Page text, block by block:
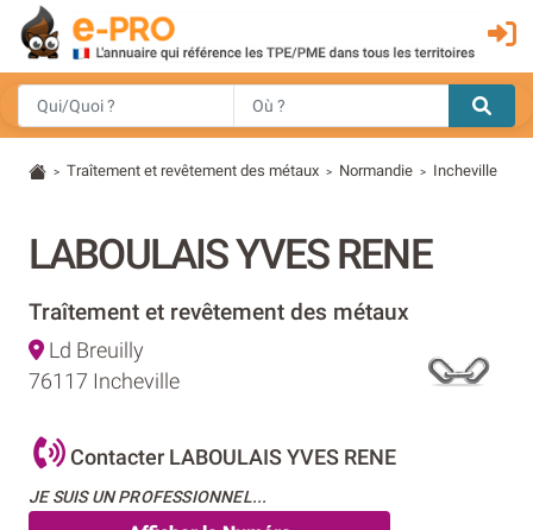
> Traîtement et revêtement des métaux > Normandie > Incheville
LABOULAIS YVES RENE
Traîtement et revêtement des métaux
Ld Breuilly
76117 Incheville
Contacter LABOULAIS YVES RENE
JE SUIS UN PROFESSIONNEL...